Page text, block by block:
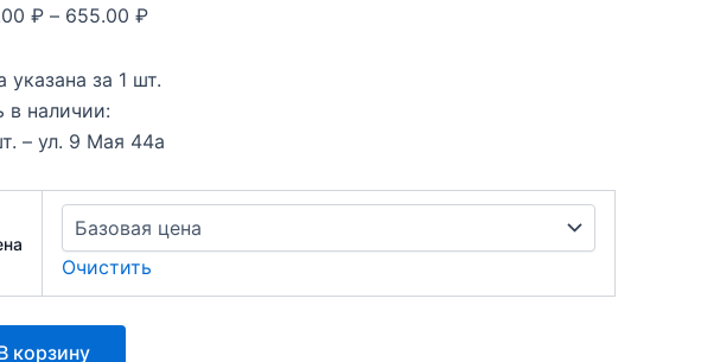
₽ – 655.00 ₽
указана за 1 шт.
в наличии:
– ул. 9 Мая 44а
Очистить
корзину